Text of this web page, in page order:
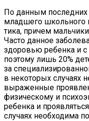
По данным последних
младшего школьного
тика, причем
Часто данное
здоровью ребенка и с
поэтому лишь 20%
за
в некоторых случаях
выраженные
физическому и
ребенка и
случаях необходима